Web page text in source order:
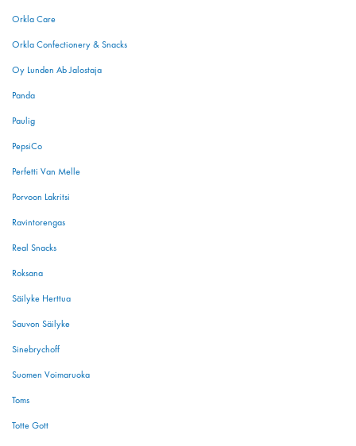
Orkla Care
Orkla Confectionery & Snacks
Oy Lunden Ab Jalostaja
Panda
Paulig
PepsiCo
Perfetti Van Melle
Porvoon Lakritsi
Ravintorengas
Real Snacks
Roksana
Säilyke Herttua
Sauvon Säilyke
Sinebrychoff
Suomen Voimaruoka
Toms
Totte Gott